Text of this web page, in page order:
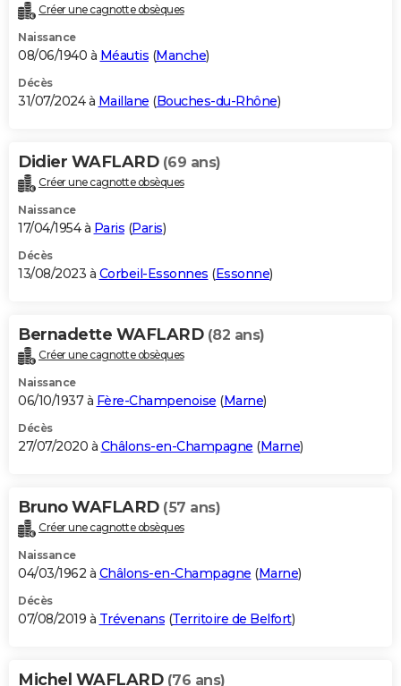
Destinations
City break
Voyage nature
Voyage de noces
Forum
Climat
+PHOTO
GUIDES D'ACHAT
BONS PLANS
Carte de Noël
Carte Bonne année
Carte Saint-Valentin
Carte Pâques
Carte d'anniversaire
DICTIONNAIRE
Dictionnaire
Biographies
Citations
Expressions
Proverbes
PROGRAMME TV
S'inscrire
Se connecter
Lycées
Collèges
Primaires
Universités
Entreprises
Service militaire
Avis de recherche
AVIS DE DÉCÈS
Bricolage
Lifestyle
Culture
Sport
Auto
Television
Voyage
Cinema
Créer une cagnotte obsèques
Naissance
08/06/1940 à Méautis (Manche)
Décès
31/07/2024 à Maillane (Bouches-du-Rhône)
Didier WAFLARD (69 ans)
Créer une cagnotte obsèques
Naissance
17/04/1954 à Paris (Paris)
Décès
13/08/2023 à Corbeil-Essonnes (Essonne)
Bernadette WAFLARD (82 ans)
Créer une cagnotte obsèques
Naissance
06/10/1937 à Fère-Champenoise (Marne)
Décès
27/07/2020 à Châlons-en-Champagne (Marne)
Bruno WAFLARD (57 ans)
Créer une cagnotte obsèques
Naissance
04/03/1962 à Châlons-en-Champagne (Marne)
Décès
07/08/2019 à Trévenans (Territoire de Belfort)
Michel WAFLARD (76 ans)